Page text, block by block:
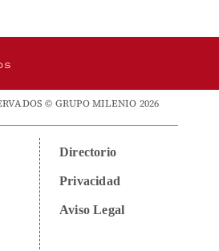
© GRUPO MILENIO 2026
Directorio
Privacidad
Aviso Legal